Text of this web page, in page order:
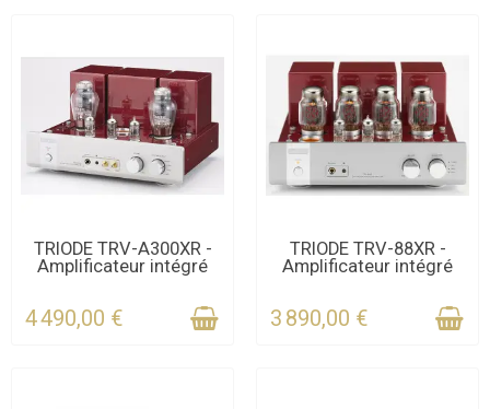
DERNIERS ARTICLES EN
STOCK
TRIODE TRV-A300XR -
Amplificateur intégré
4 490,00 €
DERNIERS ARTICLES EN
STOCK
TRIODE TRV-88XR -
Amplificateur intégré
3 890,00 €